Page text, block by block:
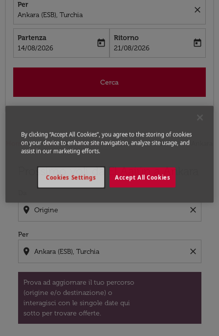
Per
Ankara (ESB), Turchia
close
Partenza
fc-booking-departure-date-aria-label
14/08/2026
today
Ritorno
fc-booking-return-date-aria-label
21/08/2026
today
Cerca
Home Voli Voli per Turchia Voli El Aaiún - Ankara
Prossimo voli da El Aaiún a Ankara
location_on close
Per
location_on close
Prova ad aggiornare il tuo percorso
(origine e/o destinazione) o
interagisci con le singole date qui
sotto per trovare offerte.
Prova ad aggiornare il tuo percorso (origine e/o
By clicking “Accept All Cookies”, you agree to the storing of cookies
on your device to enhance site navigation, analyze site usage, and
assist in our marketing efforts.
Accept All Cookies
Cookies Settings